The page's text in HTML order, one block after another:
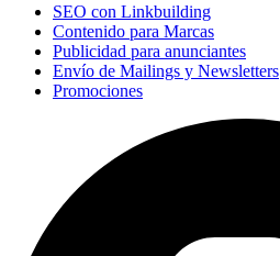
SEO con Linkbuilding
Contenido para Marcas
Publicidad para anunciantes
Envío de Mailings y Newsletters
Promociones